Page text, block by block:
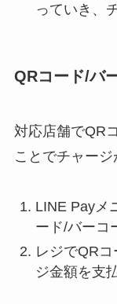
っていき、
QRコード/バ
対応店舗でQR
ことでチャージ
LINE Payメ
ード/バーコ
レジでQR
ジ金額を支